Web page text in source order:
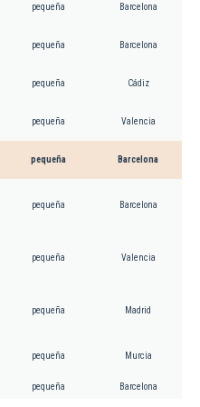
pequeña Barcelona
pequeña Barcelona
pequeña Cádiz
pequeña Valencia
pequeña Barcelona
pequeña Barcelona
pequeña Valencia
pequeña Madrid
pequeña Murcia
pequeña Barcelona